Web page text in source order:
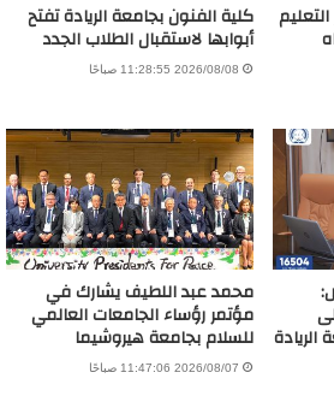
كلية الفنون بجامعة الريادة تفتح
أبوابها لاستقبال الطلاب الجدد
2026/08/08 11:28:55 صباحًا
على
محمد عبد اللطيف يشارك في
مؤتمر رؤساء الجامعات العالمي
للسلام بجامعة هيروشيما
2026/08/07 11:47:06 صباحًا